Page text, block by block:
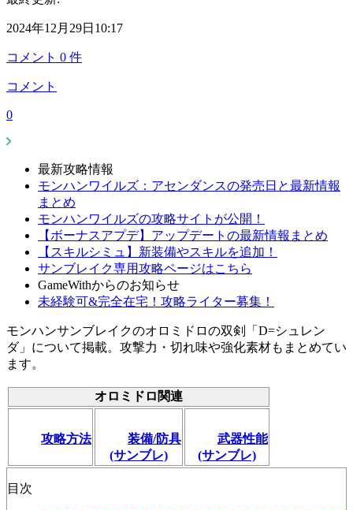
2024年12月29日10:17
コメント 0 件
コメント
0
最新攻略情報
モンハンワイルズ：アセンダンスの発売日と最新情報
まとめ
モンハンワイルズの攻略サイトが公開！
【ボーナスアプデ】アップデートの最新情報まとめ
【スキルシミュ】新装備やスキルを追加！
サンブレイク専用攻略ページはこちら
GameWithからのお知らせ
未経験可&完全在宅！攻略ライター募集！
モンハンサンブレイクのオロミドロの双剣「D=シュレン
ダ」について掲載。攻撃力・切れ味や強化素材もまとめてい
ます。
オロミドロ関連
攻略方法
装備/防具
(サンブレ)
武器性能
(サンブレ)
目次